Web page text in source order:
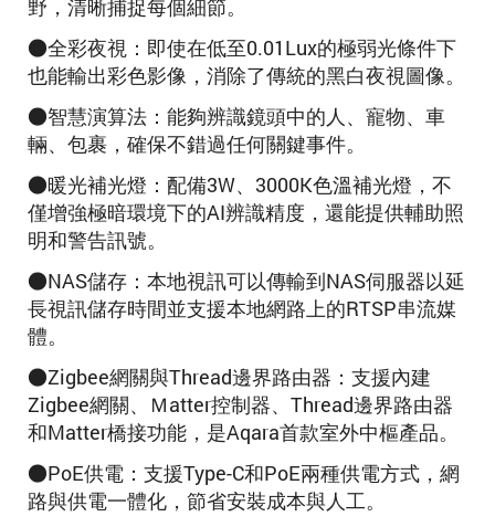
野，清晰捕捉每個細節。
●全彩夜視：即使在低至0.01Lux的極弱光條件下
也能輸出彩色影像，消除了傳統的黑白夜視圖像。
●智慧演算法：能夠辨識鏡頭中的人、寵物、車
輛、包裹，確保不錯過任何關鍵事件。
●暖光補光燈：配備3W、3000K色溫補光燈，不
僅增強極暗環境下的AI辨識精度，還能提供輔助照
明和警告訊號。
●NAS儲存：本地視訊可以傳輸到NAS伺服器以延
長視訊儲存時間並支援本地網路上的RTSP串流媒
體。
●Zigbee網關與Thread邊界路由器：支援內建
Zigbee網關、Ｍatter控制器、Thread邊界路由器
和Matter橋接功能，是Aqara首款室外中樞產品。
●PoE供電：支援Type-C和PoE兩種供電方式，網
路與供電一體化，節省安裝成本與人工。